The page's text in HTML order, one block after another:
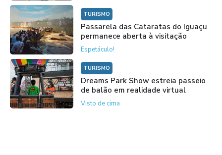
TURISMO
Passarela das Cataratas do Iguaçu
permanece aberta à visitação
Espetáculo!
TURISMO
Dreams Park Show estreia passeio
de balão em realidade virtual
Visto de cima